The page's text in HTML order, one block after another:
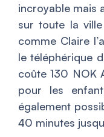
incroyable mais
sur toute la
comme Claire
le téléphérique
coûte 130 NOK
pour les
également
40 minutes